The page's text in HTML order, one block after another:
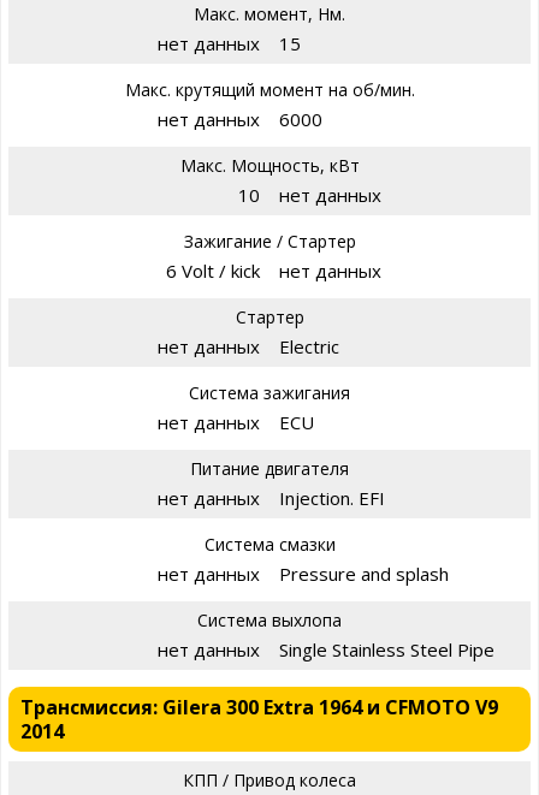
Макс. момент, Нм.
нет данных 15
Макс. крутящий момент на об/мин.
нет данных 6000
Макс. Мощность, кВт
10 нет данных
Зажигание / Стартер
6 Volt / kick нет данных
Стартер
нет данных Electric
Система зажигания
нет данных ECU
Питание двигателя
нет данных Injection. EFI
Система смазки
нет данных Pressure and splash
Система выхлопа
нет данных Single Stainless Steel Pipe
Трансмиссия: Gilera 300 Extra 1964 и CFMOTO V9
2014
КПП / Привод колеса